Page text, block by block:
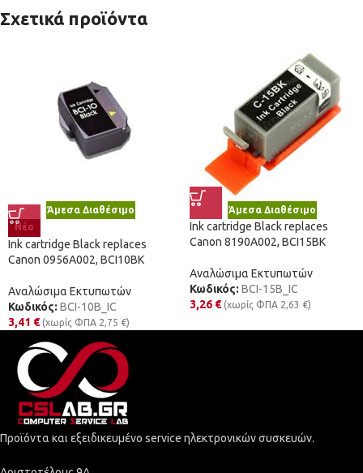
Σχετικά προϊόντα
Άμεσα Διαθέσιμο
Νέο
Ink cartridge Black replaces
Canon 0956A002, BCI10BK
Αναλώσιμα Εκτυπωτών
Κωδικός: BCI-10B_IC
3,41 € (χωρίς ΦΠΑ 2,75 €)
Άμεσα Διαθέσιμο
Ink cartridge Black replaces
Canon 8190A002, BCI15BK
Αναλώσιμα Εκτυπωτών
Κωδικός: BCI-15B_IC
3,26 € (χωρίς ΦΠΑ 2,63 €)
Προϊόντα και εξειδικευμένο service ηλεκτρονικών συσκευών.